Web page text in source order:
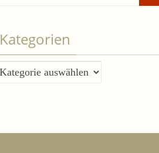
Kategorien